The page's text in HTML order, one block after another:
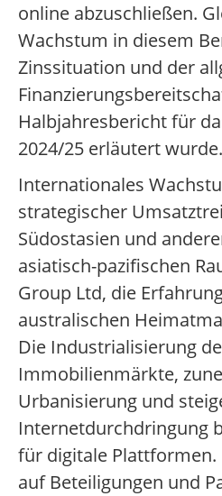
online abzuschließen.
Wachstum in diesem
Zinssituation und der
Halbjahresbericht für
2024/25 erläutert wurde.
Internationales
strategischer
Südostasien und
asiatisch-pazifischen
Group Ltd, die
australischen
Die Industrialisierung
Immobilienmärkte,
Urbanisierung und
Internetdurchdringung
für digitale Plattformen.
auf Beteiligungen und